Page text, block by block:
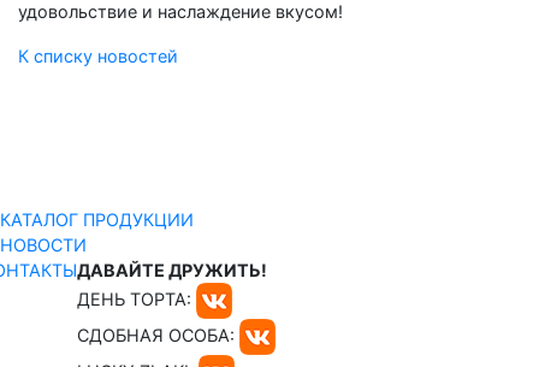
удовольствие и наслаждение вкусом!
К списку новостей
КАТАЛОГ ПРОДУКЦИИ
НОВОСТИ
ДАВАЙТЕ ДРУЖИТЬ!
ДЕНЬ ТОРТА:
СДОБНАЯ ОСОБА: